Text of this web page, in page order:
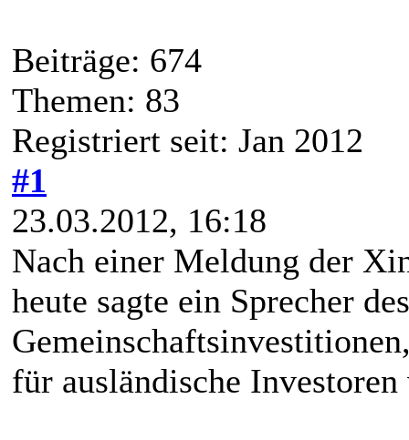
Beiträge: 674
Themen: 83
Registriert seit: Jan 2012
#1
23.03.2012, 16:18
Nach einer Meldung der
heute sagte ein Sprecher
für ausländische